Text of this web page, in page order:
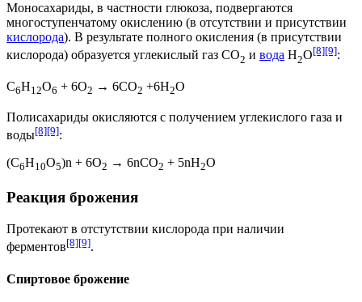
Моносахариды, в частности глюкоза, подвергаются
многоступенчатому окислению (в отсутствии и присутствии
кислорода). В результате полного окисления (в присутствии
кислорода) образуется углекислый газ CO2 и вода H2O[8][9]:
C6H12O6 + 6O2 → 6CO2 +6H2O
Полисахариды окисляются с получением углекислого газа и
воды[8][9]:
(C6H10O5)n + 6O2 → 6nCO2 + 5nH2O
Реакция брожения
Протекают в отстутствии кислорода при наличии
ферментов[8][9].
Спиртовое брожение